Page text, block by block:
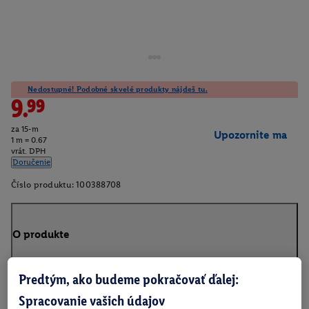
Nedostupné! Podobné skvelé produkty nájdeš tu.
9.99
za 15-m
1 m = 0.67
vrát. DPH
Doručenie
Upozornite ma
Číslo produktu: 100388708
O produkte
Predtým, ako budeme pokračovať ďalej:
Spracovanie vašich údajov